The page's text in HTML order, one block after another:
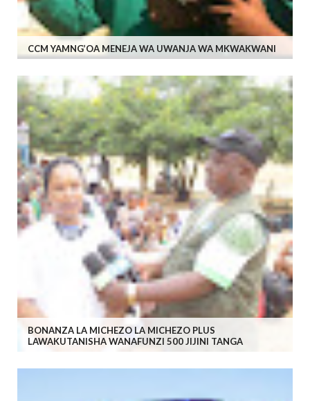
CCM YAMNG’OA MENEJA WA UWANJA WA MKWAKWANI
BONANZA LA MICHEZO LA MICHEZO PLUS
LAWAKUTANISHA WANAFUNZI 500 JIJINI TANGA